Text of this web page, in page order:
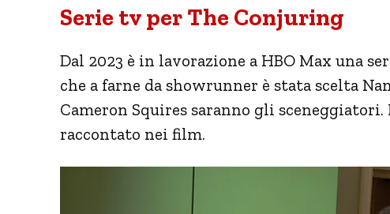
Serie tv per The Conjuring
Dal 2023 è in lavorazione a HBO Max una
che a farne da showrunner è stata scelta
Cameron Squires saranno gli sceneggiatori.
raccontato nei film.